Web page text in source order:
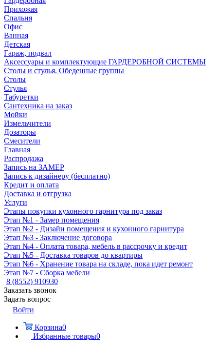
Прихожая
Спальня
Офис
Ванная
Детская
Гараж, подвал
Аксессуары и комплектующие ГАРДЕРОБНОЙ СИСТЕМЫ
Столы и стулья. Обеденные группы
Столы
Стулья
Табуретки
Сантехника на заказ
Мойки
Измельчители
Дозаторы
Смесители
Главная
Распродажа
Запись на ЗАМЕР
Запись к дизайнеру (бесплатно)
Кредит и оплата
Доставка и отгрузка
Услуги
Этапы покупки кухонного гарнитура под заказ
Этап №1 - Замер помещения
Этап №2 - Дизайн помещения и кухонного гарнитура
Этап №3 - Заключение договора
Этап №4 - Оплата товара, мебель в рассрочку и кредит
Этап №5 - Доставка товаров до квартиры
Этап №6 - Хранение товара на складе, пока идет ремонт
Этап №7 - Сборка мебели
8 (8552) 910930
Заказать звонок
Задать вопрос
Войти
Корзина0
Избранные товары0